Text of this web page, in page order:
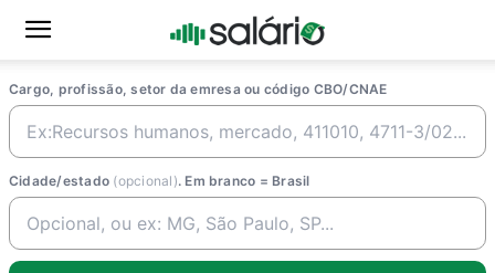
Cargo, profissão, setor da emresa ou código CBO/CNAE
Cidade/estado (opcional). Em branco = Brasil